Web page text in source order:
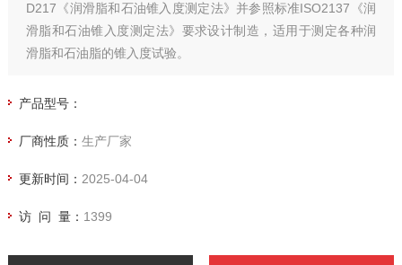
D217《润滑脂和石油锥入度测定法》并参照标准ISO2137《润
滑脂和石油锥入度测定法》要求设计制造，适用于测定各种润
滑脂和石油脂的锥入度试验。
产品型号：
厂商性质： 生产厂家
更新时间： 2025-04-04
访 问 量： 1399